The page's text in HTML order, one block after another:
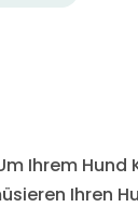
Ihrem
Ihren